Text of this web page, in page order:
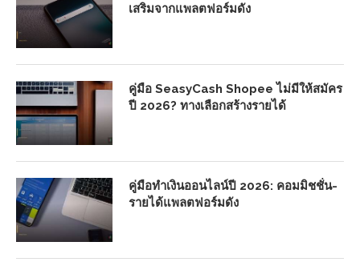
เสริมจากแพลตฟอร์มดัง
คู่มือ SeasyCash Shopee ไม่มีให้สมัคร
ปี 2026? ทางเลือกสร้างรายได้
คู่มือทำเงินออนไลน์ปี 2026: คอมมิชชั่น-
รายได้แพลตฟอร์มดัง